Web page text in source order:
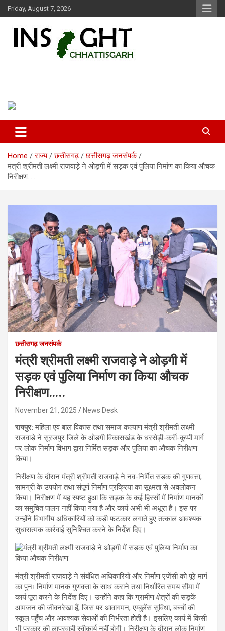
Skip
to
Friday, August 7, 2026
Home राज्य छत्तीसगढ़
छत्तीसगढ़ जनसंपर्क
मंत्री श्रीमती लक्ष्मी राजवाड़े ने ओड़गी में सड़क एवं पुलिया निर्माण का किया औचक
निरीक्षण…..
छत्तीसगढ़ जनसंपर्क
मंत्री श्रीमती लक्ष्मी राजवाड़े ने ओड़गी में
सड़क एवं पुलिया निर्माण का किया औचक
निरीक्षण…..
November 21, 2025 News Desk
रायपुर:महिला एवं बाल विकास तथा समाज कल्याण मंत्री श्रीमती लक्ष्मी
राजवाड़े ने सूरजपुर जिले के ओड़गी विकासखंड के धरसेड़ी-कर्री-कुप्पी मार्ग
पर लोक निर्माण विभाग द्वारा निर्मित सड़क और पुलिया का औचक निरीक्षण
किया।
निरीक्षण के दौरान मंत्री श्रीमती राजवाड़े ने नव-निर्मित सड़क की गुणवत्ता,
सामग्री के उपयोग तथा संपूर्ण निर्माण प्रक्रिया का सूक्ष्मता से अवलोकन
किया। निरीक्षण में यह स्पष्ट हुआ कि सड़क के कई हिस्सों में निर्माण मानकों
का समुचित पालन नहीं किया गया है और कार्य अभी भी अधूरा है। इस पर
उन्होंने विभागीय अधिकारियों को कड़ी फटकार लगाते हुए तत्काल आवश्यक
सुधारात्मक कार्रवाई सुनिश्चित करने के निर्देश दिए।
मंत्री श्रीमती राजवाड़े ने संबंधित अधिकारियों और निर्माण एजेंसी को पूरे मार्ग
का पुनः निर्माण मानक गुणवत्ता के साथ कराने तथा निर्धारित समय सीमा में
कार्य पूरा करने के निर्देश दिए। उन्होंने कहा कि ग्रामीण क्षेत्रों की सड़कें
आमजन की जीवनरेखा हैं, जिस पर आवागमन, एम्बुलेंस सुविधा, बच्चों की
स्कूल पहुँच और आवश्यक सेवाओं की निर्भरता होती है। इसलिए कार्य में किसी
भी प्रकार की लापरवाही स्वीकार्य नहीं होगी। निरीक्षण के दौरान लोक निर्माण